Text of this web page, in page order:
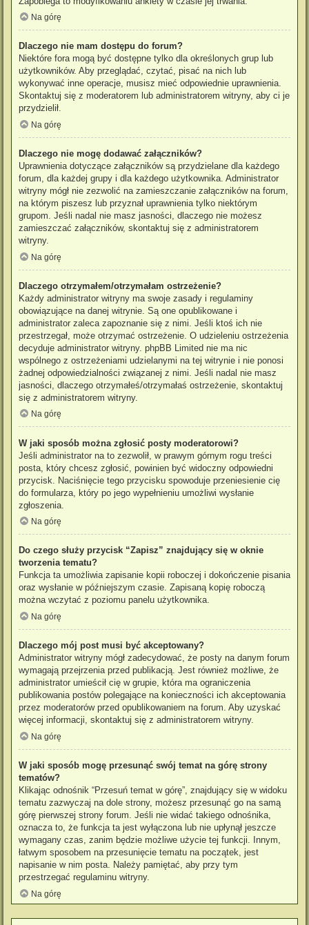
Na górę
Dlaczego nie mam dostępu do forum?
Niektóre fora mogą być dostępne tylko dla określonych grup lub
użytkowników. Aby przeglądać, czytać, pisać na nich lub
wykonywać inne operacje, musisz mieć odpowiednie uprawnienia.
Skontaktuj się z moderatorem lub administratorem witryny, aby ci je
przydzielił.
Na górę
Dlaczego nie mogę dodawać załączników?
Uprawnienia dotyczące załączników są przydzielane dla każdego
forum, dla każdej grupy i dla każdego użytkownika. Administrator
witryny mógł nie zezwolić na zamieszczanie załączników na forum,
na którym piszesz lub przyznał uprawnienia tylko niektórym
grupom. Jeśli nadal nie masz jasności, dlaczego nie możesz
zamieszczać załączników, skontaktuj się z administratorem
witryny.
Na górę
Dlaczego otrzymałem/otrzymałam ostrzeżenie?
Każdy administrator witryny ma swoje zasady i regulaminy
obowiązujące na danej witrynie. Są one opublikowane i
administrator zaleca zapoznanie się z nimi. Jeśli ktoś ich nie
przestrzegał, może otrzymać ostrzeżenie. O udzieleniu ostrzeżenia
decyduje administrator witryny. phpBB Limited nie ma nic
wspólnego z ostrzeżeniami udzielanymi na tej witrynie i nie ponosi
żadnej odpowiedzialności związanej z nimi. Jeśli nadal nie masz
jasności, dlaczego otrzymałeś/otrzymałaś ostrzeżenie, skontaktuj
się z administratorem witryny.
Na górę
W jaki sposób można zgłosić posty moderatorowi?
Jeśli administrator na to zezwolił, w prawym górnym rogu treści
posta, który chcesz zgłosić, powinien być widoczny odpowiedni
przycisk. Naciśnięcie tego przycisku spowoduje przeniesienie cię
do formularza, który po jego wypełnieniu umożliwi wysłanie
zgłoszenia.
Na górę
Do czego służy przycisk “Zapisz” znajdujący się w oknie
tworzenia tematu?
Funkcja ta umożliwia zapisanie kopii roboczej i dokończenie pisania
oraz wysłanie w późniejszym czasie. Zapisaną kopię roboczą
można wczytać z poziomu panelu użytkownika.
Na górę
Dlaczego mój post musi być akceptowany?
Administrator witryny mógł zadecydować, że posty na danym forum
wymagają przejrzenia przed publikacją. Jest również możliwe, że
administrator umieścił cię w grupie, która ma ograniczenia
publikowania postów polegające na konieczności ich akceptowania
przez moderatorów przed opublikowaniem na forum. Aby uzyskać
więcej informacji, skontaktuj się z administratorem witryny.
Na górę
W jaki sposób mogę przesunąć swój temat na górę strony
tematów?
Klikając odnośnik “Przesuń temat w górę”, znajdujący się w widoku
tematu zazwyczaj na dole strony, możesz przesunąć go na samą
górę pierwszej strony forum. Jeśli nie widać takiego odnośnika,
oznacza to, że funkcja ta jest wyłączona lub nie upłynął jeszcze
wymagany czas, zanim będzie możliwe użycie tej funkcji. Innym,
łatwym sposobem na przesunięcie tematu na początek, jest
napisanie w nim posta. Należy pamiętać, aby przy tym
przestrzegać regulaminu witryny.
Na górę